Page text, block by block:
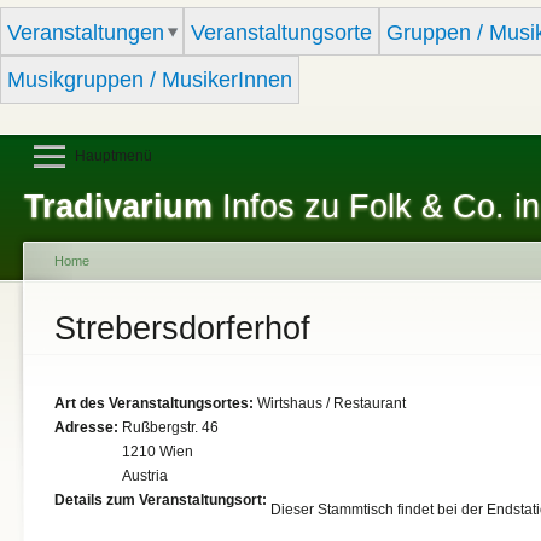
Veranstaltungen Veranstaltungsorte
Gruppen /
Musikgruppen / MusikerInnen
Tradivarium Infos zu Folk & Co.
Hauptmenü
You are here
Home
Strebersdorferhof
Art des Veranstaltungsortes: Wirtshaus / Restaurant
Adresse: Rußbergstr. 46
1210 Wien
Austria
Details zum Veranstaltungsort:
Dieser Stammtisch findet bei der